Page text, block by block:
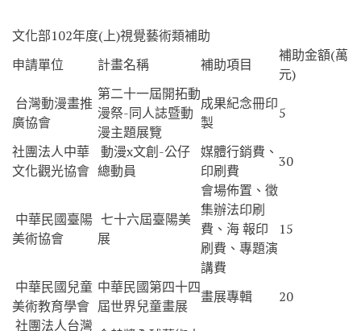
文化部102年度(上)視覺藝術類補助
申請單位
計畫名稱 補助項目
補助金額(萬
元)
台灣動漫畫推
廣協會
第二十一屆開拓動
漫祭-同人誌暨動
漫主題展覽
成果紀念冊印
製
5
社團法人中華
文化觀光協會
動漫x文創-公仔
總動員
媒體行銷費、
印刷費
30
中華民國臺陽
美術協會
七十六屆臺陽美
展
會場佈置、徵
集辦法印刷
費、海 報印
刷費、專題演
講費
15
中華民國兒童
美術教育學會
中華民國第四十四
屆世界兒童畫展
畫展專輯
20
社團法人台灣